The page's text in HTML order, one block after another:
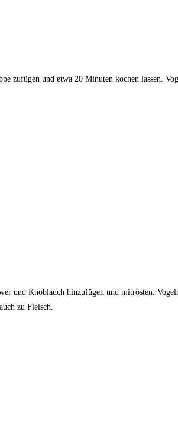
zufügen und etwa 20 Minuten kochen lassen.
und Knoblauch hinzufügen und mitrösten.
zu Fleisch.